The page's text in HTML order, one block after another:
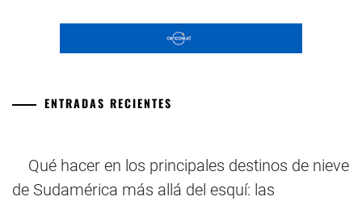
ENTRADAS RECIENTES
Qué hacer en los principales destinos de nieve
de Sudamérica más allá del esquí: las